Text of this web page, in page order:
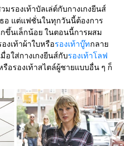
รองเท้าบัลเล่ต์กับกางเกงยีนส์
อ แต่แฟชั่นในทุกวันนี้ต้องการ
ขึ้นเล็กน้อย ในตอนนี้การผสม
งเท้าผ้าใบหรือรองเท้าบู๊ทกลาย
อใส่กางเกงยีนส์กับรองเท้าโลฟ
อรองเท้าสไตล์ผู้ชายแบบอื่น ๆ ก็